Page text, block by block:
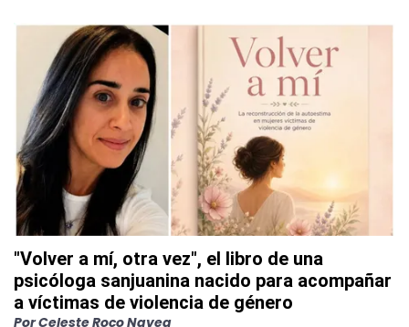
"Volver a mí, otra vez", el libro de una
psicóloga sanjuanina nacido para acompañar
a víctimas de violencia de género
PorCeleste Roco Navea